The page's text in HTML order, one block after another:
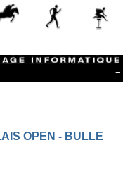
=
OPEN - BULLE